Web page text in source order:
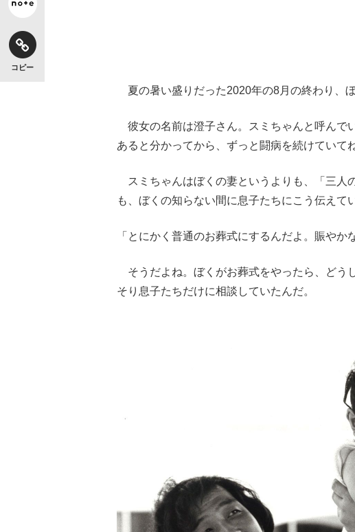
コピー
夏の暑い盛りだった2020年の8月の終わり、
彼女の名前は澄子さん。スミちゃんと呼んで
あると分かってから、ずっと闘病を続けていて
スミちゃんはぼくの妻というよりも、「三人
も、ぼくの知らない間に息子たちにこう伝えて
「とにかく普通のお葬式にするんだよ。賑やか
そうだよね。ぼくがお葬式をやったら、どう
そり息子たちだけに相談していたんだ。